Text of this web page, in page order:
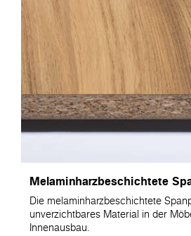
Melaminharzbeschichtete
Die melaminharzbeschichtete
unverzichtbares Material in der
Innenausbau.